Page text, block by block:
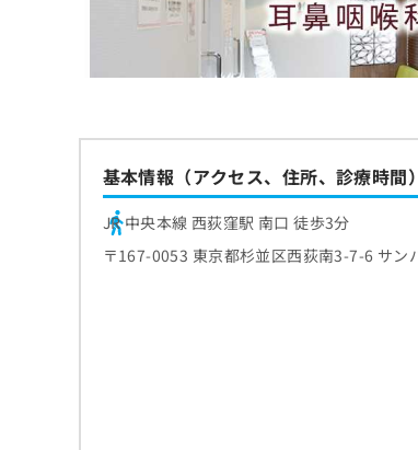
基本情報（アクセス、住所、診療時間）
JR 中央本線 西荻窪駅 南口 徒歩3分
〒167-0053 東京都杉並区西荻南3-7-6 サ